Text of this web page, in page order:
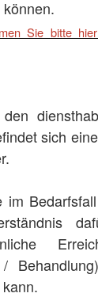
Sie bitte
sich
im